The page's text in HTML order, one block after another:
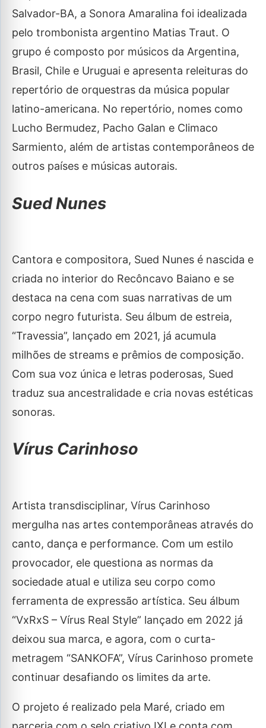
Salvador-BA, a Sonora Amaralina foi idealizada
pelo trombonista argentino Matias Traut. O
grupo é composto por músicos da Argentina,
Brasil, Chile e Uruguai e apresenta releituras do
repertório de orquestras da música popular
latino-americana. No repertório, nomes como
Lucho Bermudez, Pacho Galan e Climaco
Sarmiento, além de artistas contemporâneos de
outros países e músicas autorais.
Sued Nunes
Cantora e compositora, Sued Nunes é nascida e
criada no interior do Recôncavo Baiano e se
destaca na cena com suas narrativas de um
corpo negro futurista. Seu álbum de estreia,
“Travessia”, lançado em 2021, já acumula
milhões de streams e prêmios de composição.
Com sua voz única e letras poderosas, Sued
traduz sua ancestralidade e cria novas estéticas
sonoras.
Vírus Carinhoso
Artista transdisciplinar, Vírus Carinhoso
mergulha nas artes contemporâneas através do
canto, dança e performance. Com um estilo
provocador, ele questiona as normas da
sociedade atual e utiliza seu corpo como
ferramenta de expressão artística. Seu álbum
“VxRxS – Vírus Real Style” lançado em 2022 já
deixou sua marca, e agora, com o curta-
metragem “SANKOFA”, Vírus Carinhoso promete
continuar desafiando os limites da arte.
O projeto é realizado pela Maré, criado em